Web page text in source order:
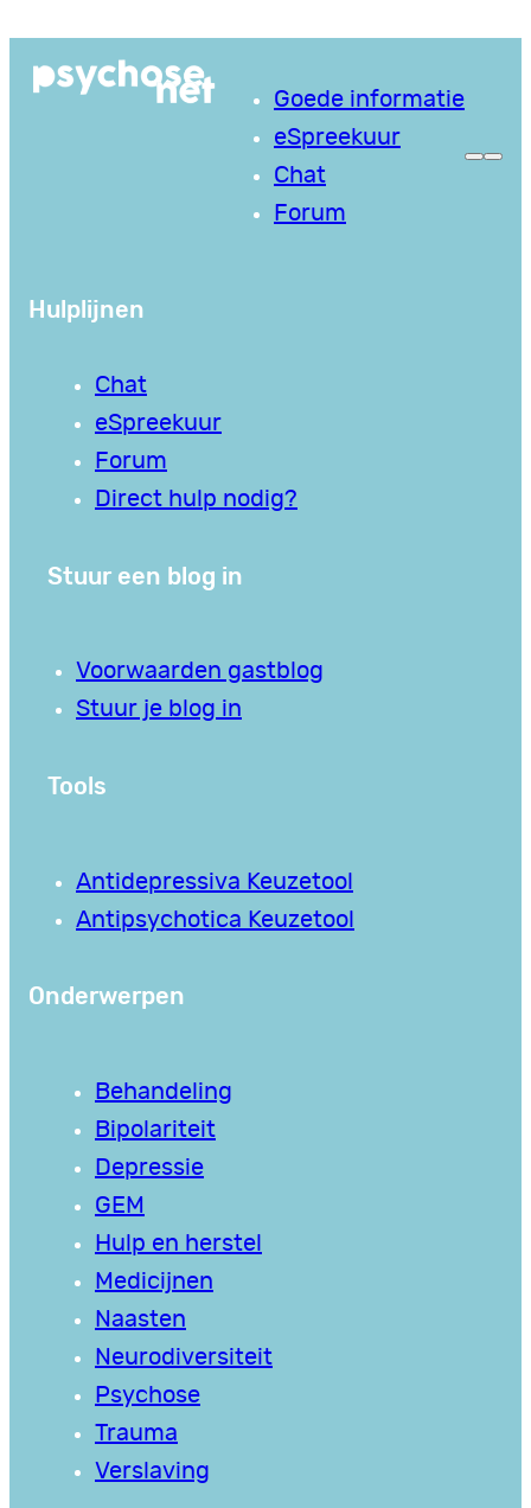
naar
Goede informatie
eSpreekuur
Chat
Forum
Hulplijnen
Chat
eSpreekuur
Forum
Direct hulp nodig?
Stuur een blog in
Voorwaarden gastblog
Stuur je blog in
Tools
Antidepressiva Keuzetool
Antipsychotica Keuzetool
Onderwerpen
Behandeling
Bipolariteit
Depressie
GEM
Hulp en herstel
Medicijnen
Naasten
Neurodiversiteit
Psychose
Trauma
Verslaving